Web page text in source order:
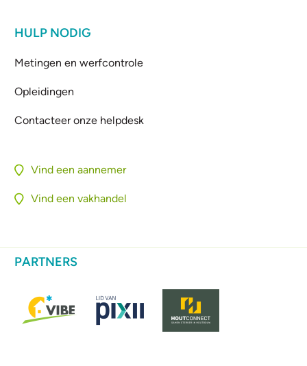
HULP NODIG
Metingen en werfcontrole
Opleidingen
Contacteer onze helpdesk
Vind een aannemer
Vind een vakhandel
PARTNERS